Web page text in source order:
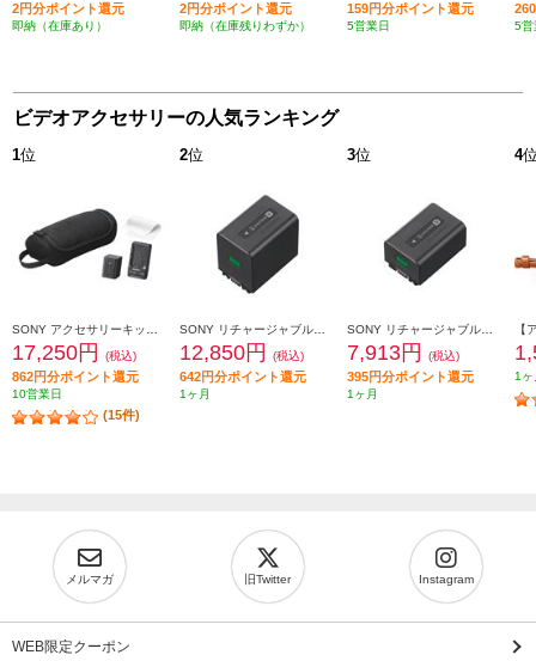
2円分ポイント還元
即納（在庫あり）
2円分ポイント還元
即納（在庫残りわずか）
159円分ポイント還元
5営業日 5営
ビデオアクセサリーの人気ランキング
1位
17,250円 (税込)
862円分ポイント還元
10営業日
(15件)
2位
12,850円 (税込)
642円分ポイント還元
1ヶ月
3位
7,913円 (税込)
395円分ポイント還元
1ヶ月
4
1ヶ
メルマガ 旧Twitter Instagram
WEB限定クーポン